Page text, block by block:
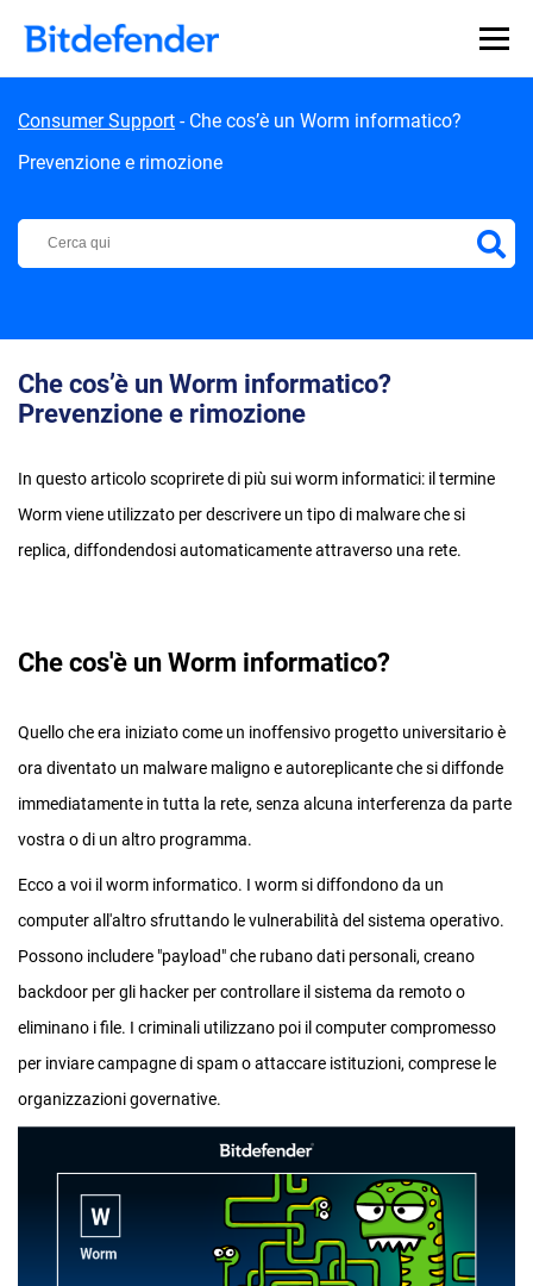
Consumer Support - Che cos’è un Worm informatico?
Prevenzione e rimozione
Centro di Supporto Bitdefender
Che cos’è un Worm informatico?
Prevenzione e rimozione
In questo articolo scoprirete di più sui worm informatici: il termine
Worm viene utilizzato per descrivere un tipo di malware che si
replica, diffondendosi automaticamente attraverso una rete.
Che cos'è un Worm informatico?
Quello che era iniziato come un inoffensivo progetto universitario è
ora diventato un malware maligno e autoreplicante che si diffonde
immediatamente in tutta la rete, senza alcuna interferenza da parte
vostra o di un altro programma.
Ecco a voi il worm informatico. I worm si diffondono da un
computer all'altro sfruttando le vulnerabilità del sistema operativo.
Possono includere "payload" che rubano dati personali, creano
backdoor per gli hacker per controllare il sistema da remoto o
eliminano i file. I criminali utilizzano poi il computer compromesso
per inviare campagne di spam o attaccare istituzioni, comprese le
organizzazioni governative.